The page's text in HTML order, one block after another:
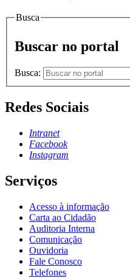
Busca
Buscar no portal
Busca:
Redes Sociais
Intranet
Facebook
Instagram
Serviços
Acesso à informação
Carta ao Cidadão
Auditoria Interna
Comunicação
Ouvidoria
Fale Conosco
Telefones